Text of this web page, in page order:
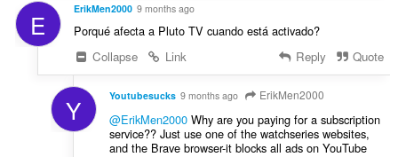
E ErikMen2000 9 months ago
Porqué afecta a Pluto TV cuando está activado?
Collapse
Link Reply Quote
Y Youtubesucks 9 months ago ErikMen2000
@ErikMen2000Why are you paying for a subscription
service?? Just use one of the watchseries websites,
and the Brave browser-it blocks all ads on YouTube